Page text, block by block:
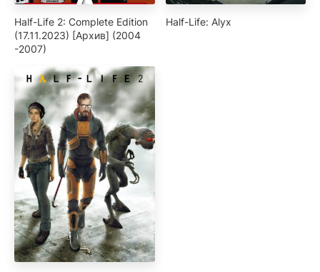
Half-Life 2: Complete Edition
(17.11.2023) [Архив] (2004
-2007)
Half-Life: Alyx